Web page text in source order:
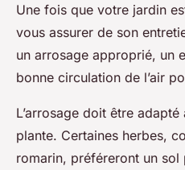
Une fois que votre jardin
vous assurer de son
un arrosage approprié, un
bonne circulation de l’air
L’arrosage doit être
plante. Certaines herbes,
romarin, préféreront un sol